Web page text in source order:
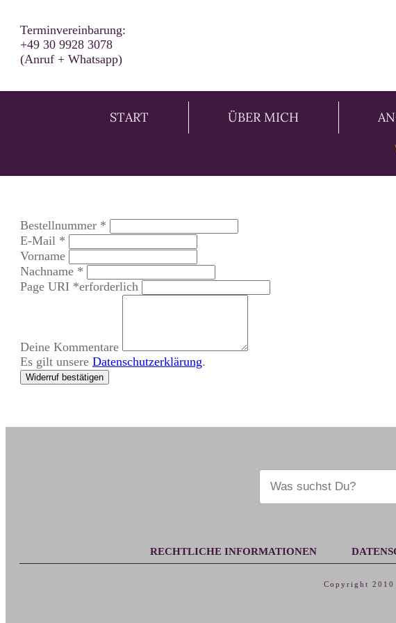
Terminvereinbarung:
+49 30 9928 3078
(Anruf + Whatsapp)
START ÜBER MICH
Bestellnummer *
E-Mail *
Vorname
Nachname *
Page URI *erforderlich
Deine Kommentare
Es gilt unsere Datenschutzerklärung.
Widerruf bestätigen
RECHTLICHE INFORMATIONEN
Copyright